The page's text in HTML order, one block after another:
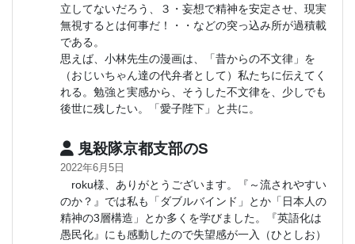
立してないだろう、３・妄想で精神を安定させ、現実
無視するとは何事だ！・・などの突っ込み所が過積載
である。
思えば、小林先生の漫画は、「昔からの不文律」を
（おじいちゃん達の代弁者として）私たちに伝えてく
れる。勉強と実感から、そうした不文律を、少しでも
後世に残したい。「愛子陛下」と共に。
鬼殺隊京都支部のS
2022年6月5日
roku様、ありがとうございます。『～流されやすい
のか？』では私も「ダブルバインド」とか「日本人の
精神の3層構造」とか多くを学びました。『英語化は
愚民化』にも感動したので失望感が一入（ひとしお）